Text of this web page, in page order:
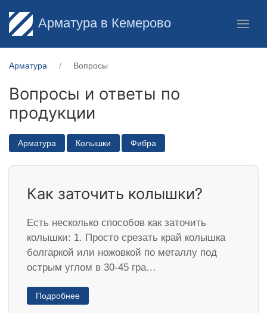
Арматура в Кемерово
Арматура Вопросы
Вопросы и ответы по
продукции
Арматура Колышки Фибра
Как заточить колышки?
Есть несколько способов как заточить
колышки: 1. Просто срезать край колышка
болгаркой или ножовкой по металлу под
острым углом в 30-45 гра…
Подробнее